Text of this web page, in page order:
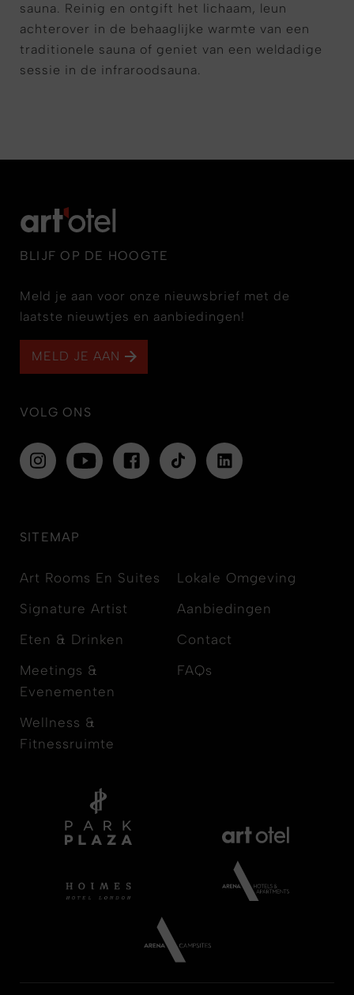
sauna. Reinig en ontgift het lichaam, leun
achterover in de behaaglijke warmte van een
traditionele sauna of geniet van een weldadige
sessie in de infraroodsauna.
BLIJF OP DE HOOGTE
Meld je aan voor onze nieuwsbrief met de
laatste nieuwtjes en aanbiedingen!
MELD JE AAN
VOLG ONS
SITEMAP
Art Rooms En Suites
Signature Artist
Eten & Drinken
Meetings &
Evenementen
Wellness &
Fitnessruimte
Lokale Omgeving
Aanbiedingen
Contact
FAQs